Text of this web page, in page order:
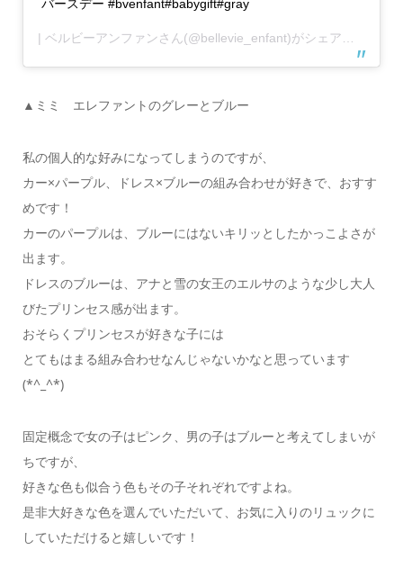
バースデー #bvenfant#babygift#gray
| ベルビーアンファンさん(@bellevie_enfant)がシェアした投稿 –
▲ミミ エレファントのグレーとブルー
私の個人的な好みになってしまうのですが、
カー×パープル、ドレス×ブルーの組み合わせが好きで、おすす
めです！
カーのパープルは、ブルーにはないキリッとしたかっこよさが
出ます。
ドレスのブルーは、アナと雪の女王のエルサのような少し大人
びたプリンセス感が出ます。
おそらくプリンセスが好きな子には
とてもはまる組み合わせなんじゃないかなと思っています
(*^_^*)
固定概念で女の子はピンク、男の子はブルーと考えてしまいが
ちですが、
好きな色も似合う色もその子それぞれですよね。
是非大好きな色を選んでいただいて、お気に入りのリュックに
していただけると嬉しいです！